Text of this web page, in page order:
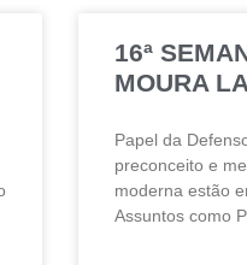
16ª
MOURA
Papel da
preconceito e
moderna estão
Assuntos como